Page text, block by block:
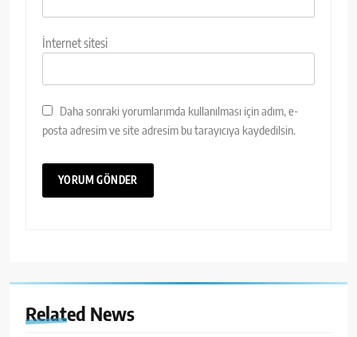
İnternet sitesi
Daha sonraki yorumlarımda kullanılması için adım, e-
posta adresim ve site adresim bu tarayıcıya kaydedilsin.
Related News